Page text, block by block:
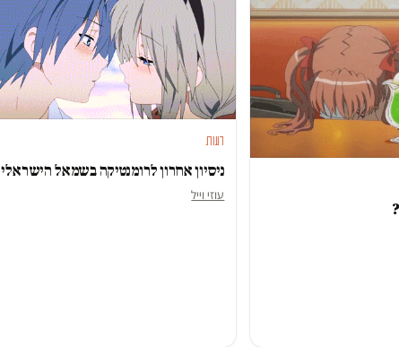
דעות
ניסיון אחרון לרומנטיקה בשמאל הישראלי
עוזי וייל